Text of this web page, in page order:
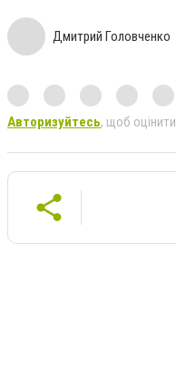
Дмитрий Головченко
Авторизуйтесь, щоб оцінити